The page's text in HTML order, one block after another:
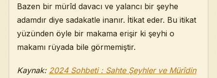
Bazen bir mürîd davacı ve yalancı bir şeyhe
adamdır diye sadakatle inanır. İtikat eder. Bu itikat
yüzünden öyle bir makama erişir ki şeyhi o
makamı rüyada bile görmemiştir.
Kaynak: 2024 Sohbeti : Sahte Şeyhler ve Mürîdin